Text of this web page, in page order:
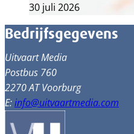
30 juli 2026
Bedrijfsgegevens
Uitvaart Media
Postbus 760
2270 AT Voorburg
E:info@uitvaartmedia.com